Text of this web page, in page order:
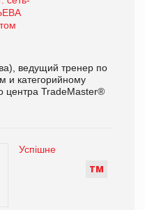
ведущий тренер по
и категорийному
центра TradeMaster®
ТМ
Успішне